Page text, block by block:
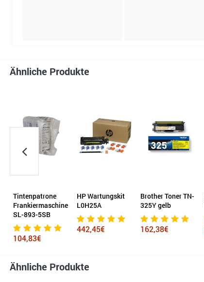
Ähnliche Produkte
Tintenpatrone
Frankiermaschine
SL-893-5SB
104,83€
HP Wartungskit
L0H25A
442,45€
Brother Toner TN-
325Y gelb
162,38€
Ähnliche Produkte